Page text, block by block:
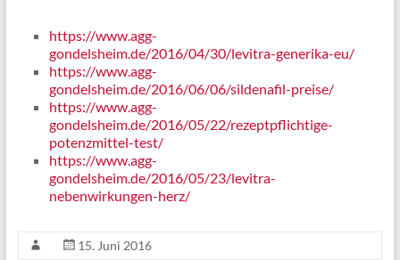
https://www.agg-
gondelsheim.de/2016/04/30/levitra-generika-eu/
https://www.agg-
gondelsheim.de/2016/06/06/sildenafil-preise/
https://www.agg-
gondelsheim.de/2016/05/22/rezeptpflichtige-
potenzmittel-test/
https://www.agg-
gondelsheim.de/2016/05/23/levitra-
nebenwirkungen-herz/
15. Juni 2016